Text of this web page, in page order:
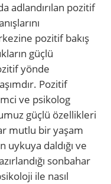
adlandırılan pozitif
pozitif bakış
güçlü
yönde
Pozitif
ve psikolog
güçlü özellikleri
mutlu bir yaşam
uykuya daldığı ve
sonbahar
ile nasıl